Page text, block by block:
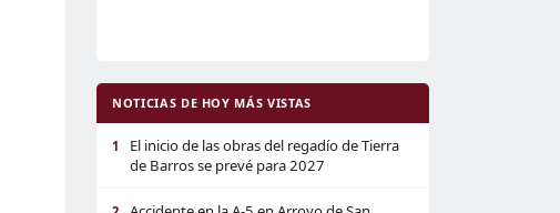
NOTICIAS DE HOY MÁS VISTAS
1
El inicio de las obras del regadío de Tierra
de Barros se prevé para 2027